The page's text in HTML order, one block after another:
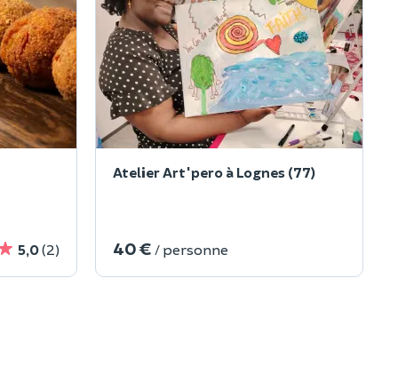
5,0(2)
Atelier Art'pero à Lognes (77)
40 € / personne